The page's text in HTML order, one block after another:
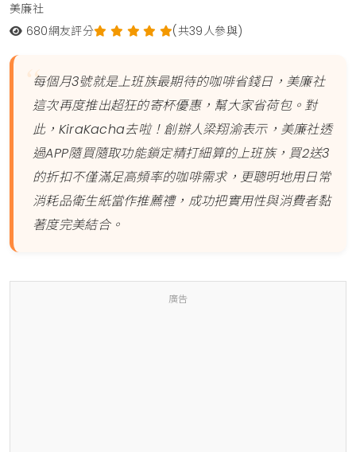
美廉社
680網友評分 (共39人參與)
每個月3號就是上班族最期待的咖啡省錢日，美廉社
這次再度推出超狂的寄杯優惠，幫大家省荷包。對
此，KiraKacha去啦！創辦人梁翔渝表示，美廉社透
過APP隨買隨取功能鎖定精打細算的上班族，買2送3
的折扣不僅滿足高頻率的咖啡需求，更聰明地用日常
消耗品衛生紙當作推薦禮，成功把實用性與消費者黏
著度完美結合。
廣告